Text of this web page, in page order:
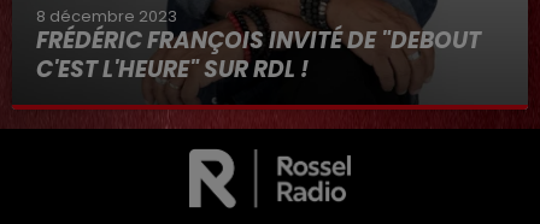
8 décembre 2023
FRÉDÉRIC FRANÇOIS INVITÉ DE "DEBOUT
C'EST L'HEURE" SUR RDL !
8 décembre 2023